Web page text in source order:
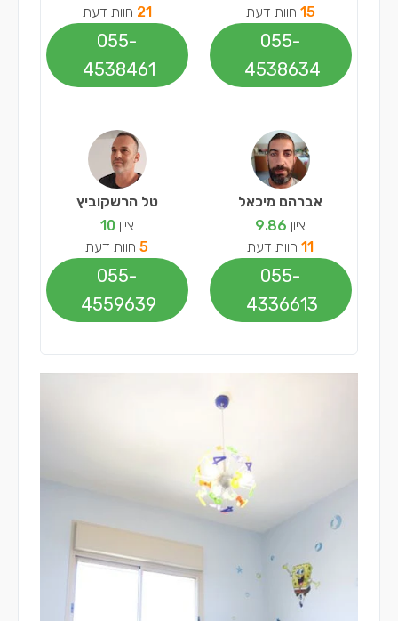
15 חוות דעת
055-
4538634
אברהם מיכאל
ציון 9.86
11חוות דעת
055-
4336613
21 חוות דעת
055-
4538461
טל הרשקוביץ
ציון10
5חוות דעת
055-
4559639